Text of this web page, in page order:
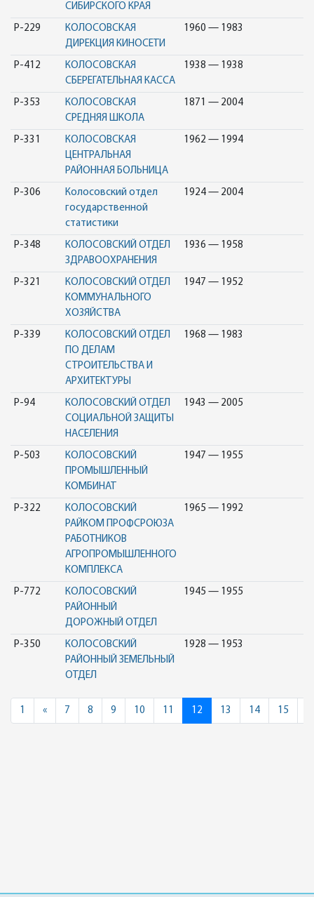
СИБИРСКОГО КРАЯ
Р-229
КОЛОСОВСКАЯ
ДИРЕКЦИЯ КИНОСЕТИ
1960 — 1983
Р-412
КОЛОСОВСКАЯ
СБЕРЕГАТЕЛЬНАЯ КАССА
1938 — 1938
Р-353
КОЛОСОВСКАЯ
СРЕДНЯЯ ШКОЛА
1871 — 2004
Р-331
КОЛОСОВСКАЯ
ЦЕНТРАЛЬНАЯ
РАЙОННАЯ БОЛЬНИЦА
1962 — 1994
Р-306
Колосовский отдел
государственной
статистики
1924 — 2004
Р-348
КОЛОСОВСКИЙ ОТДЕЛ
ЗДРАВООХРАНЕНИЯ
1936 — 1958
Р-321
КОЛОСОВСКИЙ ОТДЕЛ
КОММУНАЛЬНОГО
ХОЗЯЙСТВА
1947 — 1952
Р-339
КОЛОСОВСКИЙ ОТДЕЛ
ПО ДЕЛАМ
СТРОИТЕЛЬСТВА И
АРХИТЕКТУРЫ
1968 — 1983
Р-94
КОЛОСОВСКИЙ ОТДЕЛ
СОЦИАЛЬНОЙ ЗАЩИТЫ
НАСЕЛЕНИЯ
1943 — 2005
Р-503
КОЛОСОВСКИЙ
ПРОМЫШЛЕННЫЙ
КОМБИНАТ
1947 — 1955
Р-322
КОЛОСОВСКИЙ
РАЙКОМ ПРОФСРОЮЗА
РАБОТНИКОВ
АГРОПРОМЫШЛЕННОГО
КОМПЛЕКСА
1965 — 1992
Р-772
КОЛОСОВСКИЙ
РАЙОННЫЙ
ДОРОЖНЫЙ ОТДЕЛ
1945 — 1955
Р-350
КОЛОСОВСКИЙ
РАЙОННЫЙ ЗЕМЕЛЬНЫЙ
ОТДЕЛ
1928 — 1953
1 «Previous
7 8 9 10 11 12 13 14 15